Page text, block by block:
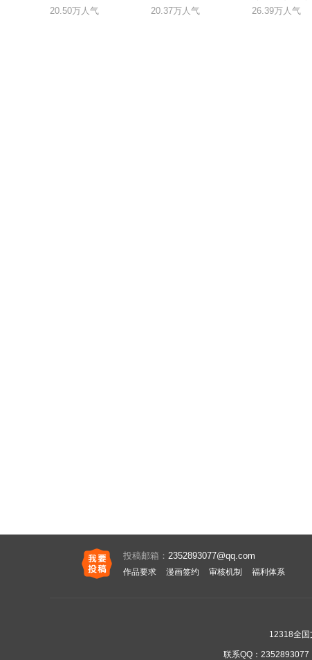
20.50万人气 20.37万人气 26.39万人气
投稿邮箱： 2352893077@qq.com
作品要求 漫画签约 审核机制 福利体系
12318全国
联系QQ： 2352893077